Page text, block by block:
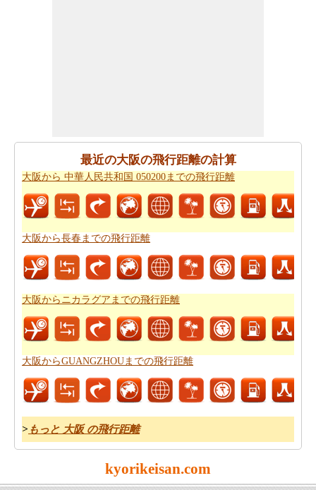
お探しですか。あなたはまた、大阪からオーストラリア
シドニーまでの飛行時間を知ることができます。
ることが重要です。場合はルートを認識していません、
あなたは大阪からオーストラリア シドニーまでの道路
ルートプランをチェックすることができます。
あなたは道路で旅行したいですか。駆動するのに費用が
かかるどのくらい知ってはいけませんか。あなたは
大阪
からオーストラリア シドニーまでの旅行の費用
います。
最近の大阪の飛行距離の計算
大阪から 中華人民共和国 050200までの飛行距離
大阪から長春までの飛行距離
大阪からニカラグアまでの飛行距離
大阪からGUANGZHOUまでの飛行距離
> もっと 大阪 の飛行距離
kyorikeisan.com